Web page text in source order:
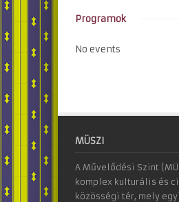
Programok
No events
MÜSZI
A Művelődési Szint
komplex kulturális és
közösségi tér, mely